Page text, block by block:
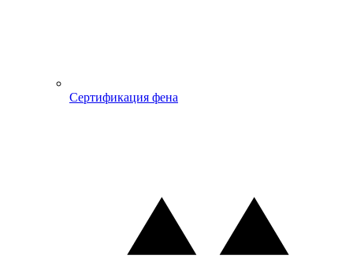
Сертификация фена